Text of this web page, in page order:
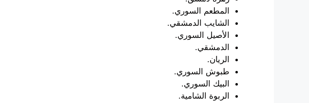
المطعم السوري.
الشايب الدمشقي.
الأصيل السوري.
الدمشقي.
الريان.
طبوش السوري.
البيك السوري.
الربوة الشامية.